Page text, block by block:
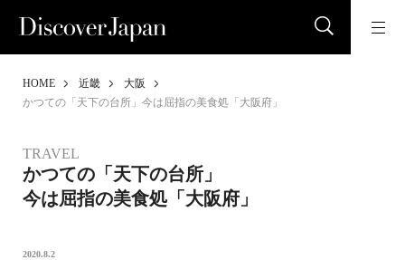
HOME 近畿
大阪
かつての「天下の台所」今は屈指の美食処「大阪府」
TRAVEL
かつての「天下の台所」
今は屈指の美食処「大阪府」
2020.8.2